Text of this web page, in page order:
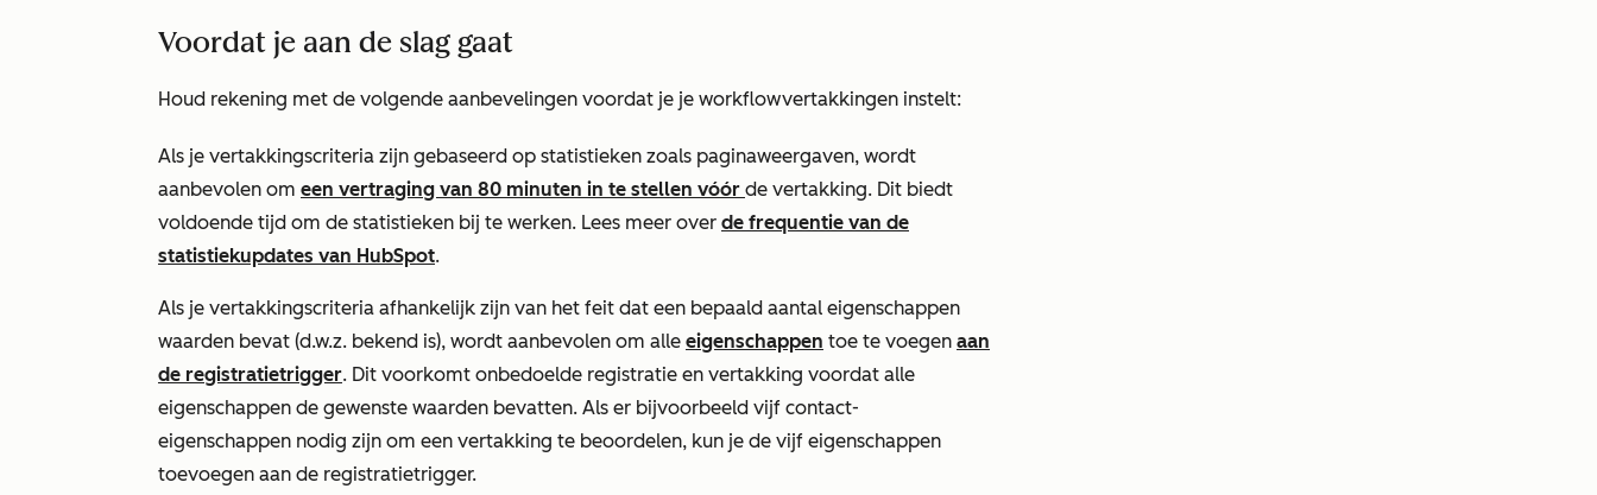
Voordat je aan de slag gaat
Houd rekening met de volgende aanbevelingen voordat je je workflowvertakkingen instelt:
Als je vertakkingscriteria zijn gebaseerd op statistieken zoals paginaweergaven, wordt
aanbevolen om een vertraging van 80 minuten in te stellen vóór de vertakking. Dit biedt
voldoende tijd om de statistieken bij te werken. Lees meer over de frequentie van de
statistiekupdates van HubSpot.
Als je vertakkingscriteria afhankelijk zijn van het feit dat een bepaald aantal eigenschappen
waarden bevat (d.w.z. bekend is), wordt aanbevolen om alle eigenschappen toe te voegen aan
de registratietrigger. Dit voorkomt onbedoelde registratie en vertakking voordat alle
eigenschappen de gewenste waarden bevatten. Als er bijvoorbeeld vijf contact-
eigenschappen nodig zijn om een vertakking te beoordelen, kun je de vijf eigenschappen
toevoegen aan de registratietrigger.